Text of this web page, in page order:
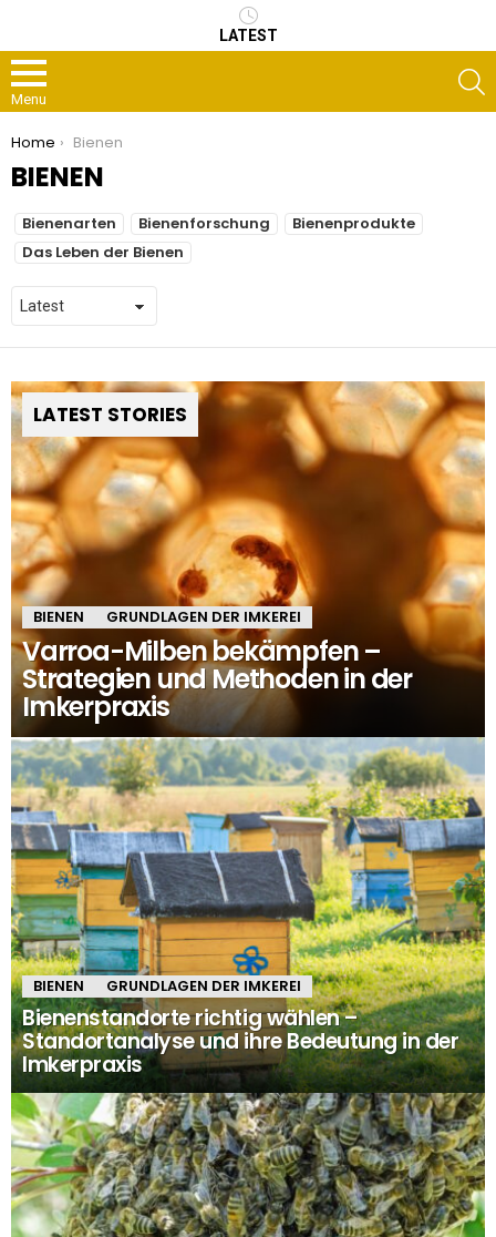
LATEST
Menu
You are here:
Home Bienen
BIENEN
SUBTERMS
Bienenarten Bienenforschung
Bienenprodukte
Das Leben der Bienen
LATEST STORIES
BIENEN GRUNDLAGEN DER IMKEREI
Varroa-Milben bekämpfen –
Strategien und Methoden in der
Imkerpraxis
BIENEN GRUNDLAGEN DER IMKEREI
Bienenstandorte richtig wählen –
Standortanalyse und ihre Bedeutung in der
Imkerpraxis